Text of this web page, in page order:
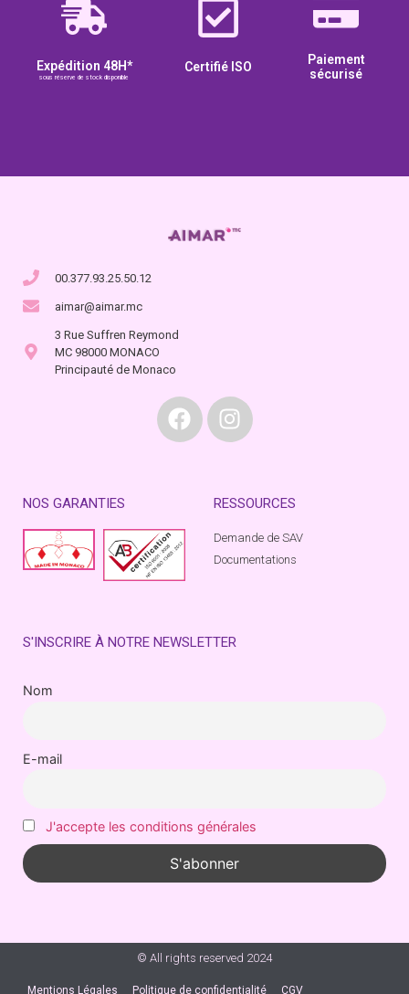
Expédition 48H*
sous réserve de stock disponible
Certifié ISO
Paiement
sécurisé
00.377.93.25.50.12
aimar@aimar.mc
3 Rue Suffren Reymond
MC 98000 MONACO
Principauté de Monaco
NOS GARANTIES RESSOURCES
Demande de SAV
Documentations
S'INSCRIRE À NOTRE NEWSLETTER
Nom
E-mail
J'accepte les conditions générales
© All rights reserved 2024
Mentions Légales Politique de confidentialité CGV